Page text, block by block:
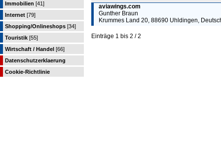
Immobilien [41]
Internet [79]
Shopping/Onlineshops [34]
Touristik [55]
Wirtschaft / Handel [66]
Datenschutzerklaerung
Cookie-Richtlinie
aviawings.com
Gunther Braun
Krummes Land 20, 88690 Uhldingen,
Einträge 1 bis 2 / 2